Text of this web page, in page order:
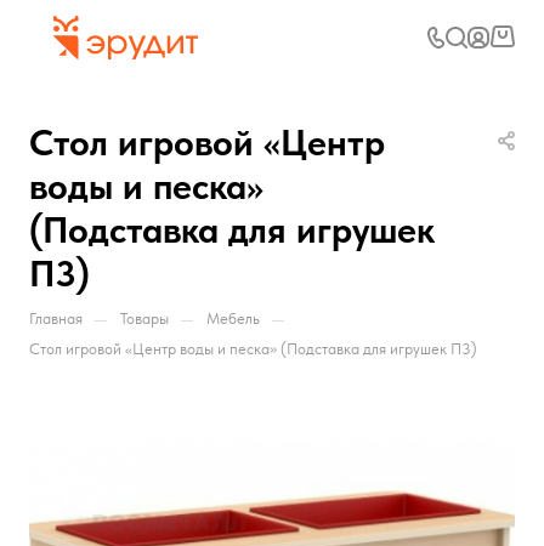
Стол игровой «Центр
воды и песка»
(Подставка для игрушек
П3)
Главная — Товары — Мебель —
Стол игровой «Центр воды и песка» (Подставка для игрушек П3)